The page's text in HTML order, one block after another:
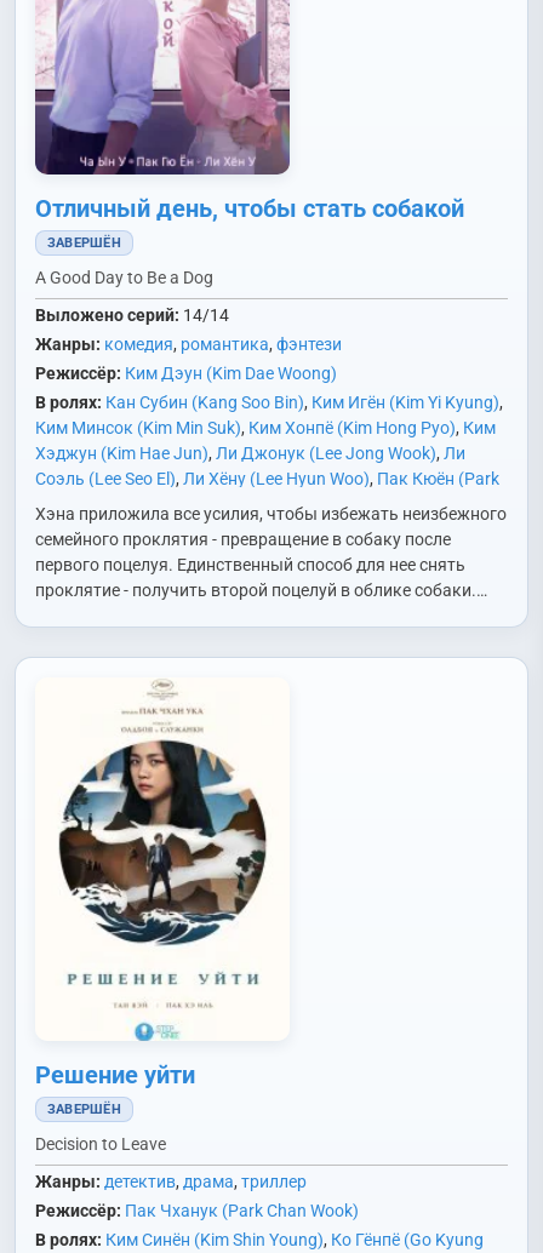
Отличный день, чтобы стать собакой
ЗАВЕРШЁН
A Good Day to Be a Dog
Выложено серий: 14/14
Жанры: комедия, романтика,фэнтези
Режиссёр: Ким Дэун (Kim Dae Woong)
В ролях: Кан Субин (Kang Soo Bin), Ким Игён (Kim Yi Kyung),
Ким Минсок (Kim Min Suk), Ким Хонпё (Kim Hong Pyo), Ким
Хэджун (Kim Hae Jun), Ли Джонук (Lee Jong Wook), Ли
Соэль (Lee Seo El), Ли Хёну (Lee Hyun Woo), Пак Кюён (Park
Kyu Young)
Пак Хэин (Park Hae In) Рю Абель (Ryu Abel)
Сим Ванджун (Shim Wan Joon)
Син Джунхан (Shin Jun
Сон Ёна (Song Young Ah) , Чо Аён (Jo Ah Young)
Джинсе (Cho Jin Se)
Чон Ёнджу (Jung Yeon Joo)
Чха Ыну
(Cha Eun Woo)
Ю Сынмок (Yoo Seung Mok)
Hyun Soo)
Хэна приложила все усилия, чтобы избежать неизбежного
семейного проклятия - превращение в собаку после
первого поцелуя. Единственный способ для нее снять
проклятие - получить второй поцелуй в облике собаки.…
Решение уйти
ЗАВЕРШЁН
Decision to Leave
Жанры: детектив, драма, триллер
Режиссёр: Пак Чханук (Park Chan Wook)
В ролях: Ким Синён (Kim Shin Young), Ко Гёнпё (Go Kyung